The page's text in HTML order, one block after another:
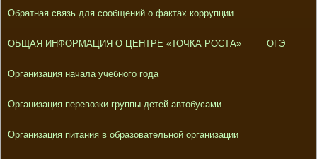
Обратная связь для сообщений о фактах коррупции
ОБЩАЯ ИНФОРМАЦИЯ О ЦЕНТРЕ «ТОЧКА РОСТА» ОГЭ
Организация начала учебного года
Организация перевозки группы детей автобусами
Организация питания в образовательной организации